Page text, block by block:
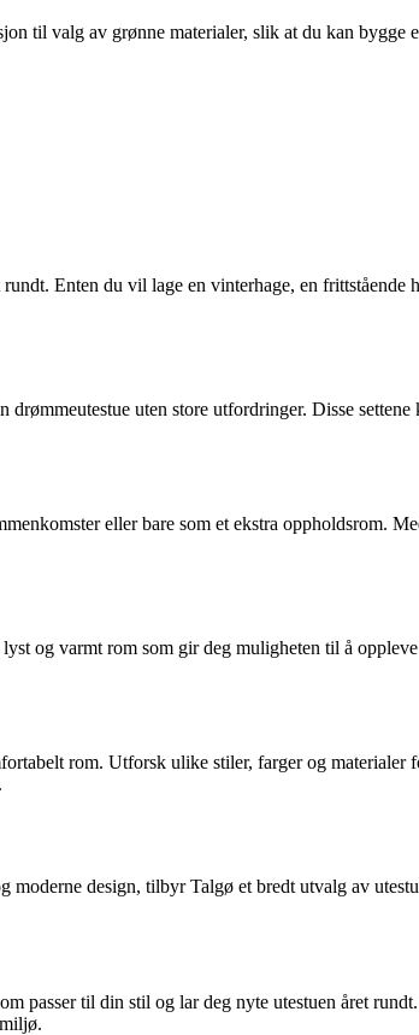
til valg av grønne materialer, slik at du kan bygge
Enten du vil lage en vinterhage, en frittstående
uten store utfordringer. Disse
eller bare som et ekstra oppholdsrom.
og varmt rom som gir deg muligheten til å
rom. Utforsk ulike stiler, farger og materialer
design, tilbyr Talgø et bredt utvalg av
passer til din stil og lar deg nyte utestuen året